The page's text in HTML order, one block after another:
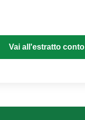
Vai all'estratto conto